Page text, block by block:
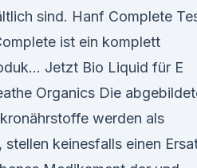
sind. Hanf Complete
ist ein komplett
Jetzt Bio Liquid für E
Organics Die
werden als
keinesfalls einen